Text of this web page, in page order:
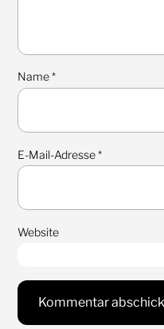
Name*
E-Mail-Adresse*
Website